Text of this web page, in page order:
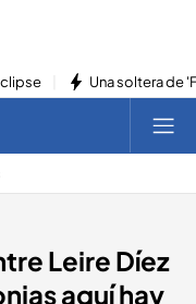
Una soltera de
Leire Díez
aquí hay